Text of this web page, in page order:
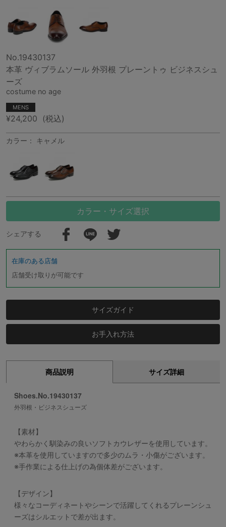
No.19430137
本革 ヴィブラムソール 外羽根 プレーントゥ ビジネスシュ
ーズ
costume no age
MENS
¥24,200 (税込)
カラー： キャメル
カラー・サイズ選択
シェアする
在庫のある店舗
店舗受け取りが可能です
サイズガイド
お手入れ方法
商品説明 サイズ詳細
Shoes.No.19430137
外羽根・ビジネスシューズ
【素材】
やわらかく馴染みの良いソフトカウレザーを使用しています。
※本革を使用していますので多少のムラ・小傷がございます。
※手作業による仕上げの為個体差がございます。
【デザイン】
様々なコーディネートやシーンで活躍してくれるプレーンシュ
ーズはシルエットで差が出ます。